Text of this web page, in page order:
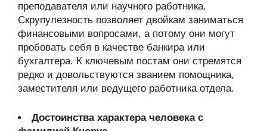
преподавателя или научного работника.
Скрупулезность позволяет двойкам заниматься
финансовыми вопросами, а потому они могут
пробовать себя в качестве банкира или
бухгалтера. К ключевым постам они стремятся
редко и довольствуются званием помощника,
заместителя или ведущего работника отдела.
Достоинства характера человека с